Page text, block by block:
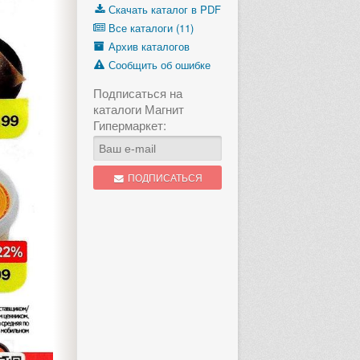
1 стр.
Скачать каталог в PDF
Все каталоги (11)
Архив каталогов
Сообщить об ошибке
Подписаться на
каталоги Магнит
Гипермаркет:
ПОДПИСАТЬСЯ